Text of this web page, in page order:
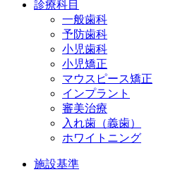
診療科目
一般歯科
予防歯科
小児歯科
小児矯正
マウスピース矯正
インプラント
審美治療
入れ歯（義歯）
ホワイトニング
施設基準